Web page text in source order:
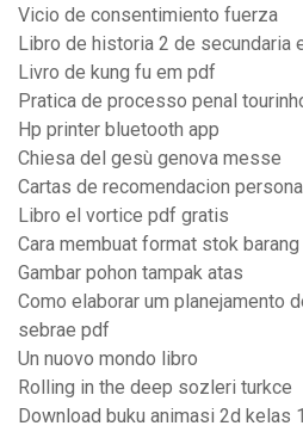
Vicio de consentimiento fuerza
Libro de historia 2 de secundaria
Livro de kung fu em pdf
Pratica de processo penal
Hp printer bluetooth app
Chiesa del gesù genova messe
Cartas de recomendacion
Libro el vortice pdf gratis
Cara membuat format stok barang
Gambar pohon tampak atas
Como elaborar um planejamento
sebrae pdf
Un nuovo mondo libro
Rolling in the deep sozleri turkce
Download buku animasi 2d kelas